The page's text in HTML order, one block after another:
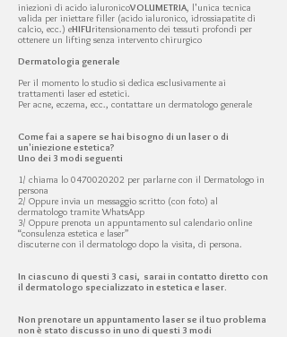
iniezioni di acido ialuronicoVOLUMETRIA, l'unica tecnica
valida per iniettare filler (acido ialuronico, idrossiapatite di
calcio, ecc.) eHIFUritensionamento dei tessuti profondi per
ottenere un lifting senza intervento chirurgico
Dermatologia generale
Per il momento lo studio si dedica esclusivamente ai
trattamenti laser ed estetici.
Per acne, eczema, ecc., contattare un dermatologo generale
Come fai a sapere se hai bisogno di un laser o di
un'iniezione estetica?
Uno dei 3 modi seguenti
1/ chiama lo 0470020202 per parlarne con il Dermatologo in
persona
2/ Oppure invia un messaggio scritto (con foto) al
dermatologo tramite WhatsApp
3/ Oppure prenota un appuntamento sul calendario online
“consulenza estetica e laser”
discuterne con il dermatologo dopo la visita, di persona.
In ciascuno di questi 3 casi, sarai in contatto diretto con
il dermatologo specializzato in estetica e laser.
Non prenotare un appuntamento laser se il tuo problema
non è stato discusso in uno di questi 3 modi